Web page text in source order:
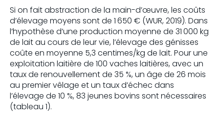
Si on fait abstraction de la main-d’œuvre, les coûts
d’élevage moyens sont de 1 650 € (WUR, 2019). Dans
l’hypothèse d’une production moyenne de 31 000 kg
de lait au cours de leur vie, l’élevage des génisses
coûte en moyenne 5,3 centimes/kg de lait. Pour une
exploitation laitière de 100 vaches laitières, avec un
taux de renouvellement de 35 %, un âge de 26 mois
au premier vêlage et un taux d’échec dans
l’élevage de 10 %, 83 jeunes bovins sont nécessaires
(tableau 1).